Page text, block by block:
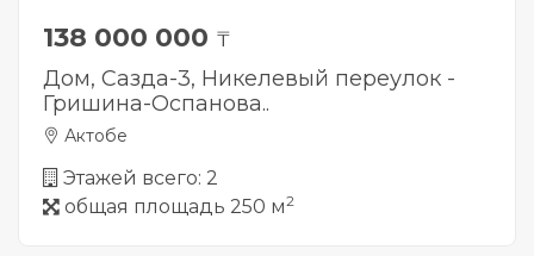
138 000 000 ₸
Дом, Сазда-3, Никелевый переулок -
Гришина-Оспанова..
Актобе
Этажей всего: 2
общая площадь 250 м2